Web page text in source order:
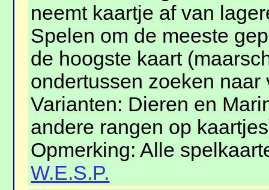
neemt kaartje af van
Spelen om de meeste
de hoogste kaart
ondertussen zoeken naar
Varianten: Dieren en
andere rangen op
Opmerking: Alle
W.E.S.P.